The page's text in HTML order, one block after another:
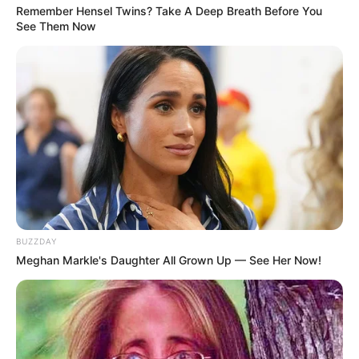
Quotes
Misi Eggy adalah menjadi teman dan membuat Ran
bahagia
Trailer
Remember Hensel Twins? Take A Deep Breath Before You
See Them Now
BUZZDAY
Meghan Markle's Daughter All Grown Up — See Her Now!